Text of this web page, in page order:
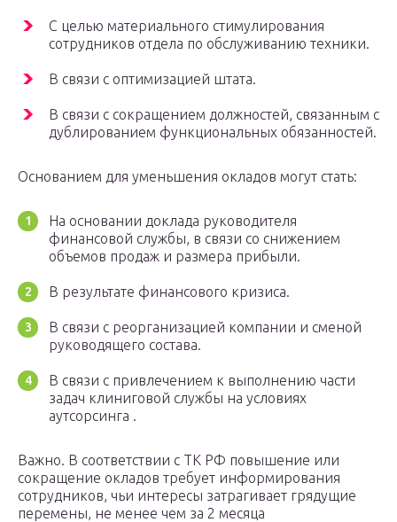
С целью материального стимулирования
сотрудников отдела по обслуживанию техники.
В связи с оптимизацией штата.
В связи с сокращением должностей, связанным с
дублированием функциональных обязанностей.
Основанием для уменьшения окладов могут стать:
На основании доклада руководителя
финансовой службы, в связи со снижением
объемов продаж и размера прибыли.
В результате финансового кризиса.
В связи с реорганизацией компании и сменой
руководящего состава.
В связи с привлечением к выполнению части
задач клиниговой службы на условиях
аутсорсинга .
Важно. В соответствии с ТК РФ повышение или
сокращение окладов требует информирования
сотрудников, чьи интересы затрагивает грядущие
перемены, не менее чем за 2 месяца